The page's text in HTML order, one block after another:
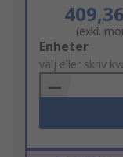
(exkl.
Add
to
Basket
Enheter
välj eller skriv